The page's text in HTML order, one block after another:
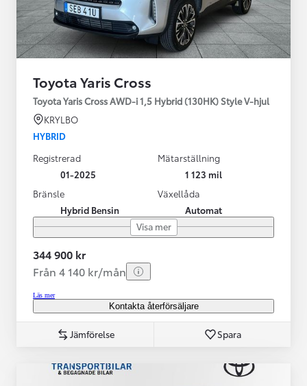
Toyota Yaris Cross
Toyota Yaris Cross AWD-i 1,5 Hybrid (130HK) Style V-hjul
KRYLBO
HYBRID
Registrerad
01-2025
Mätarställning
1 123 mil
Bränsle
Hybrid Bensin
Växellåda
Automat
Visa mer
344 900 kr
Från 4 140 kr/mån
Läs mer
Kontakta återförsäljare
Jämförelse Spara